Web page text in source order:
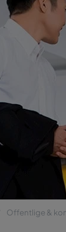
Offentlige &